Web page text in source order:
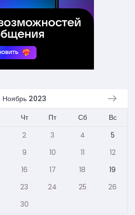
Ноябрь 2023
Чт Пт Сб
Вс
2 3 4
5
9 10 11
12
16 17 18
19
23 24 25
26
30